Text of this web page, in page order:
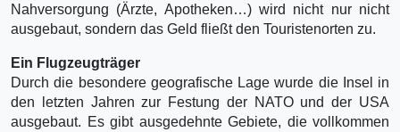
Nahversorgung (Ärzte, Apotheken…) wird nicht nur nicht
ausgebaut, sondern das Geld fließt den Touristenorten zu.
Ein Flugzeugträger
Durch die besondere geografische Lage wurde die Insel in
den letzten Jahren zur Festung der NATO und der USA
ausgebaut. Es gibt ausgedehnte Gebiete, die vollkommen